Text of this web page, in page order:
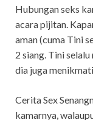
Hubungan seks
acara pijitan.
aman (cuma Tini
2 siang. Tini
dia juga
Cerita Sex
kamarnya,